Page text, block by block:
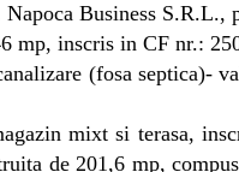
Business
mp, inscris in CF nr.:
(fosa septica)-
mixt si terasa,
de 201,6 mp,